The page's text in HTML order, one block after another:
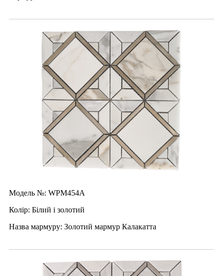
Модель №: WPM454A
Колір: Білий і золотий
Назва мармуру: Золотий мармур Калакатта